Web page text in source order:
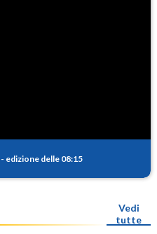
- edizione delle 08:15
Vedi
tutte